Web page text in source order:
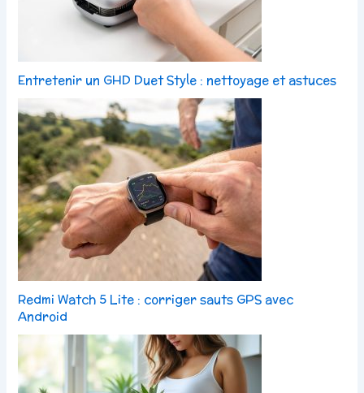
Entretenir un GHD Duet Style : nettoyage et astuces
Redmi Watch 5 Lite : corriger sauts GPS avec
Android